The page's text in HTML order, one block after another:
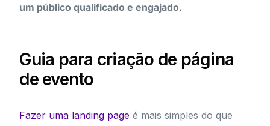
um público qualificado e engajado.
Guia para criação de página
de evento
Fazer uma landing page é mais simples do que